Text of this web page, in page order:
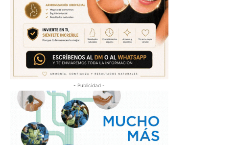
- Publicidad -